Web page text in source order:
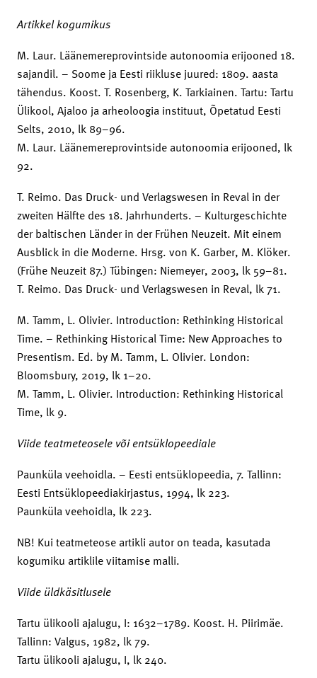
Artikkel kogumikus
M. Laur. Läänemereprovintside autonoomia erijooned 18.
sajandil. – Soome ja Eesti riikluse juured: 1809. aasta
tähendus. Koost. T. Rosenberg, K. Tarkiainen. Tartu: Tartu
Ülikool, Ajaloo ja arheoloogia instituut, Õpetatud Eesti
Selts, 2010, lk 89–96.
M. Laur. Läänemereprovintside autonoomia erijooned, lk
92.
T. Reimo. Das Druck- und Verlagswesen in Reval in der
zweiten Hälfte des 18. Jahrhunderts. – Kulturgeschichte
der baltischen Länder in der Frühen Neuzeit. Mit einem
Ausblick in die Moderne. Hrsg. von K. Garber, M. Klöker.
(Frühe Neuzeit 87.) Tübingen: Niemeyer, 2003, lk 59–81.
T. Reimo. Das Druck- und Verlagswesen in Reval, lk 71.
M. Tamm, L. Olivier. Introduction: Rethinking Historical
Time. – Rethinking Historical Time: New Approaches to
Presentism. Ed. by M. Tamm, L. Olivier. London:
Bloomsbury, 2019, lk 1–20.
M. Tamm, L. Olivier. Introduction: Rethinking Historical
Time, lk 9.
Viide teatmeteosele või entsüklopeediale
Paunküla veehoidla. – Eesti entsüklopeedia, 7. Tallinn:
Eesti Entsüklopeediakirjastus, 1994, lk 223.
Paunküla veehoidla, lk 223.
NB! Kui teatmeteose artikli autor on teada, kasutada
kogumiku artiklile viitamise malli.
Viide üldkäsitlusele
Tartu ülikooli ajalugu, I: 1632–1789. Koost. H. Piirimäe.
Tallinn: Valgus, 1982, lk 79.
Tartu ülikooli ajalugu, I, lk 240.